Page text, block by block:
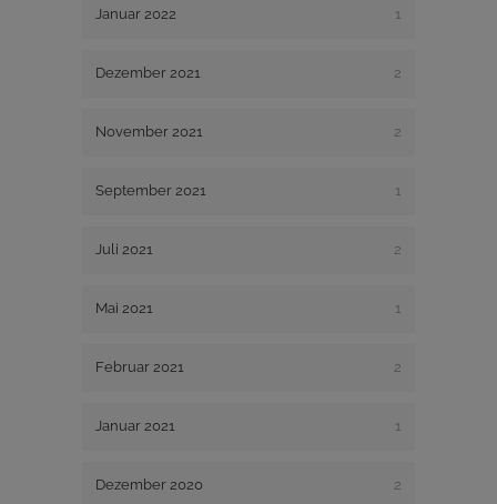
Januar 2022 1
Dezember 2021 2
November 2021 2
September 2021 1
Juli 2021 2
Mai 2021 1
Februar 2021 2
Januar 2021 1
Dezember 2020 2